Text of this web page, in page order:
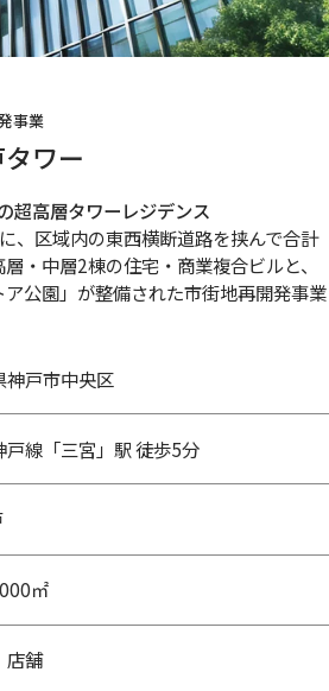
事業
ワー
超高層タワーレジデンス
、区域内の東西横断道路を挟んで合計
・中層2棟の住宅・商業複合ビルと、
公園」が整備された市街地再開発事業
神戸市中央区
戸線「三宮」駅 徒歩5分
㎡
店舗